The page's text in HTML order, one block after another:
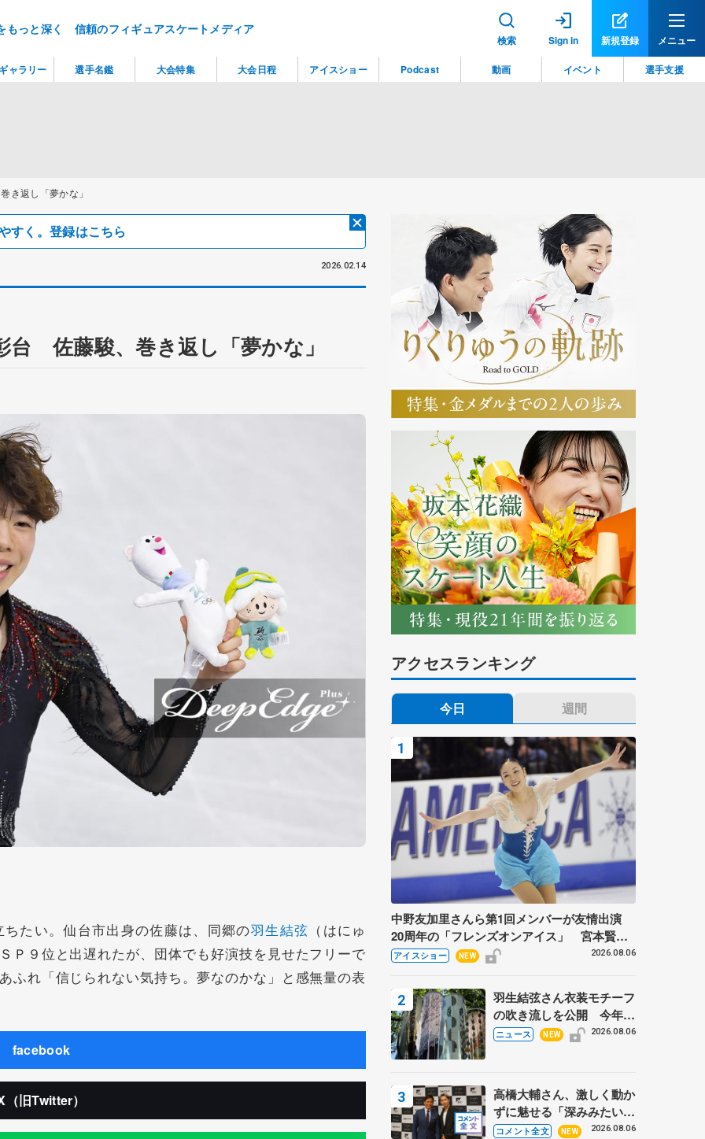
もっと深く 信頼のフィギュアスケートメディア
検索 Sign in 新規登録 メニュー
き返し「夢かな」
すく。登録はこちら
2026.02.14
佐藤駿、巻き返し「夢かな」
たい。仙台市出身の佐藤は、同郷の羽生結弦 （はにゅ
Ｐ９位と出遅れたが、団体でも好演技を見せたフリーで
ふれ「信じられない気持ち。夢なのかな」と感無量の表
facebook
（旧Twitter）
アクセスランキング
今日 週間
中野友加里さんら第1回メンバーが友情出演
20周年の「フレンズオンアイス」 宮本賢二
さん、有川梨絵さん、田村岳斗さんも
アイスショー NEW 2026.08.06
羽生結弦さん衣装モチーフ
の吹き流しを公開 今年は
「春よ、来い」、仙台の瑞
ニュース NEW 2026.08.06
高橋大輔さん、激しく動か
ずに魅せる「深みみたいな
ものは出てきている？」
コメント全文 NEW 2026.08.06
ャラリー 選手名鑑 大会特集 大会日程 アイスショー Podcast 動画 イベント 選手支援